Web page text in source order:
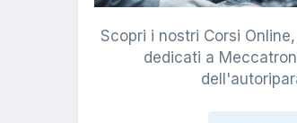
Scopri i nostri Corsi
dedicati a